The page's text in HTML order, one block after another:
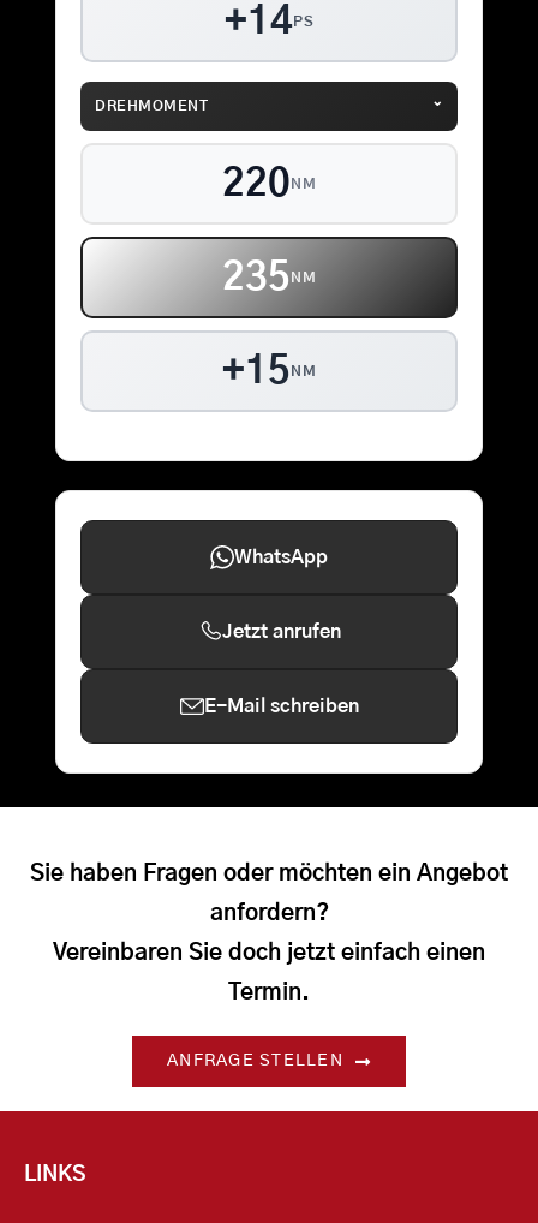
+14PS
DREHMOMENT ⌄
220 NM
235 NM
+15 NM
WhatsApp
Jetzt anrufen
E-Mail schreiben
Sie haben Fragen oder möchten ein Angebot
anfordern?
Vereinbaren Sie doch jetzt einfach einen
Termin.
ANFRAGE STELLEN
LINKS